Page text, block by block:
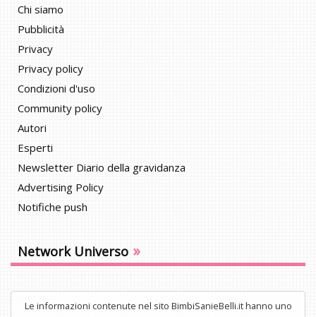
Chi siamo
Pubblicità
Privacy
Privacy policy
Condizioni d'uso
Community policy
Autori
Esperti
Newsletter Diario della gravidanza
Advertising Policy
Notifiche push
Network Universo »
Le informazioni contenute nel sito BimbiSanieBelli.it hanno uno